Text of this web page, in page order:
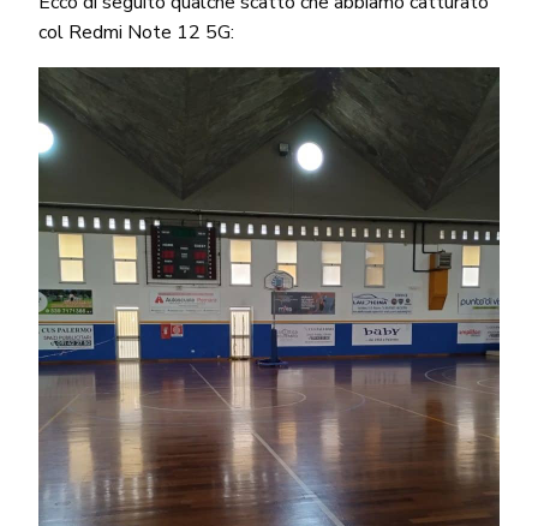
col Redmi Note 12 5G: